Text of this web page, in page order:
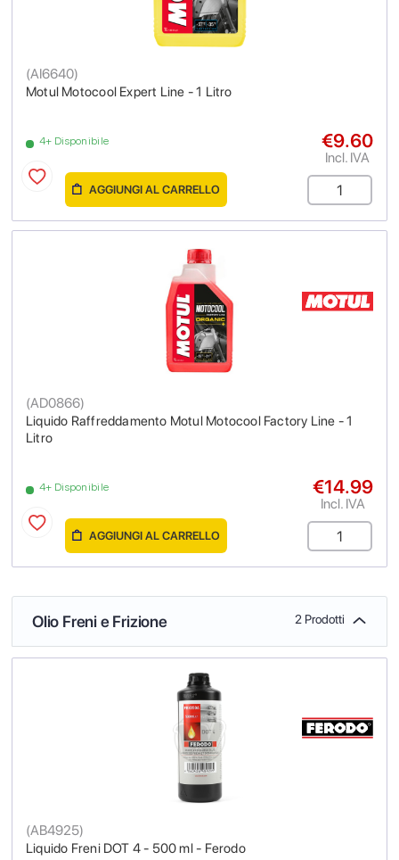
Motul Motocool Expert Line - 1 Litro
(AI6640)
4+ Disponibile €9.60
Incl. IVA
AGGIUNGI AL CARRELLO
Liquido Raffreddamento Motul Motocool Factory Line - 1
Litro
(AD0866)
4+ Disponibile €14.99
Incl. IVA
AGGIUNGI AL CARRELLO
Olio Freni e Frizione 2 Prodotti
Liquido Freni DOT 4 - 500 ml - Ferodo
(AB4925)